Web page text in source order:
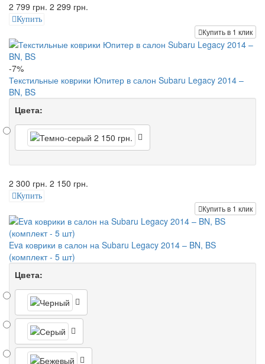
2 799 грн. 2 299 грн.
Купить
Купить в 1 клик
-7%
Текстильные коврики Юпитер в салон Subaru Legacy 2014 –
BN, BS
Цвета:
2 300 грн. 2 150 грн.
Купить
Купить в 1 клик
Eva коврики в салон на Subaru Legacy 2014 – BN, BS
(комплект - 5 шт)
Цвета: